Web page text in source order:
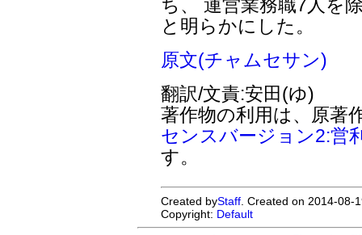
ち、 運営業務職7人を
と明らかにした。
原文(チャムセサン)
翻訳/文責:安田(ゆ)
著作物の利用は、原著
センスバージョン2:営
す。
Created byStaff . Created on 2014-
Copyright: Default